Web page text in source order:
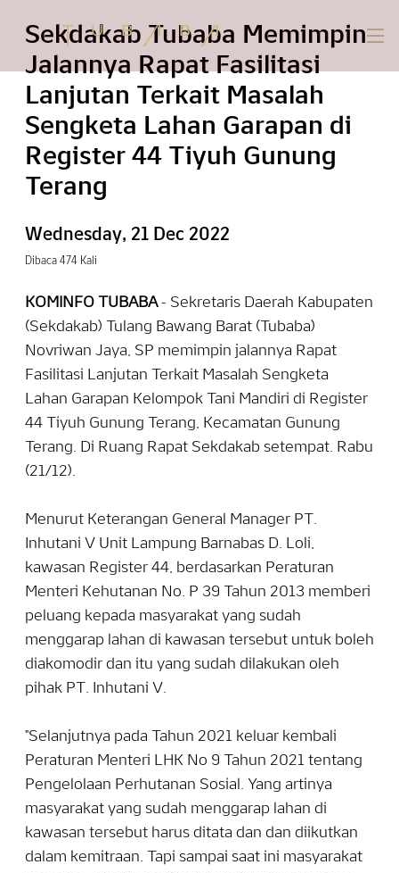
Sekdakab Tubaba Memimpin
Jalannya Rapat Fasilitasi
Lanjutan Terkait Masalah
Sengketa Lahan Garapan di
Register 44 Tiyuh Gunung
Terang
Wednesday, 21 Dec 2022
Dibaca 474 Kali
KOMINFO TUBABA- Sekretaris Daerah Kabupaten
(Sekdakab) Tulang Bawang Barat (Tubaba)
Novriwan Jaya, SP memimpin jalannya Rapat
Fasilitasi Lanjutan Terkait Masalah Sengketa
Lahan Garapan Kelompok Tani Mandiri di Register
44 Tiyuh Gunung Terang, Kecamatan Gunung
Terang. Di Ruang Rapat Sekdakab setempat. Rabu
(21/12).
Menurut Keterangan General Manager PT.
Inhutani V Unit Lampung Barnabas D. Loli,
kawasan Register 44, berdasarkan Peraturan
Menteri Kehutanan No. P 39 Tahun 2013 memberi
peluang kepada masyarakat yang sudah
menggarap lahan di kawasan tersebut untuk boleh
diakomodir dan itu yang sudah dilakukan oleh
pihak PT. Inhutani V.
"Selanjutnya pada Tahun 2021 keluar kembali
Peraturan Menteri LHK No 9 Tahun 2021 tentang
Pengelolaan Perhutanan Sosial. Yang artinya
masyarakat yang sudah menggarap lahan di
kawasan tersebut harus ditata dan dan diikutkan
dalam kemitraan. Tapi sampai saat ini masyarakat